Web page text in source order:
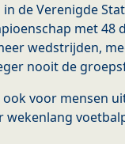
de Verenigde
met 48
wedstrijden,
nooit de
voor mensen